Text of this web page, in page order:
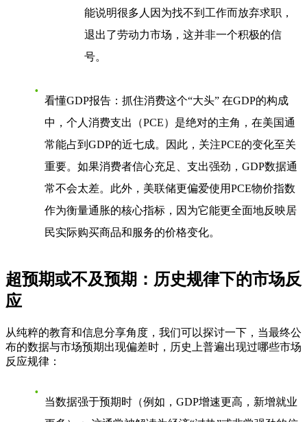
能说明很多人因为找不到工作而放弃求职，
退出了劳动力市场，这并非一个积极的信
号。
看懂GDP报告：抓住消费这个“大头” 在GDP的构成
中，个人消费支出（PCE）是绝对的主角，在美国通
常能占到GDP的近七成。因此，关注PCE的变化至关
重要。如果消费者信心充足、支出强劲，GDP数据通
常不会太差。此外，美联储更偏爱使用PCE物价指数
作为衡量通胀的核心指标，因为它能更全面地反映居
民实际购买商品和服务的价格变化。
超预期或不及预期：历史规律下的市场反
应
从纯粹的教育和信息分享角度，我们可以探讨一下，当最终公
布的数据与市场预期出现偏差时，历史上普遍出现过哪些市场
反应规律：
当数据强于预期时（例如，GDP增速更高，新增就业